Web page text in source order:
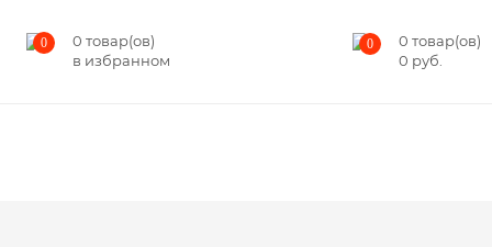
0 0 товар(ов)
в избранном
0 0 товар(ов)
0 руб.